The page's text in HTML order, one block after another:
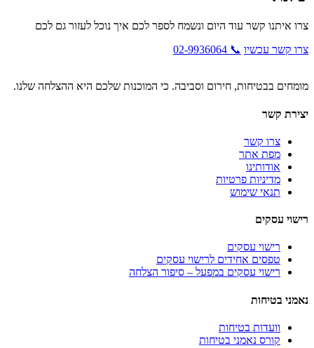
צרו איתנו קשר עוד היום ונשמח לספר לכם איך נוכל לעזור גם לכם
צרו קשר עכשיו 📞 02-9936064
מומחים בבטיחות, חירום וסביבה. כי המוכנות שלכם היא ההצלחה שלנו.
יצירת קשר
צרו קשר
מפת אתר
אודותינו
מדיניות פרטיות
תנאי שימוש
רישוי עסקים
רישוי עסקים
טפסים אחידים לרישוי עסקים
רישוי עסקים במפעל – סיפור הצלחה
נאמני בטיחות
וועדות בטיחות
קורס נאמני בטיחות